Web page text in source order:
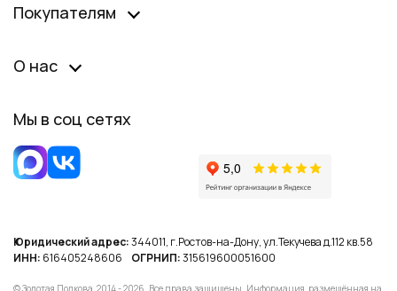
Покупателям
О нас
Мы в соц сетях
Юридический адрес:344011, г.Ростов-на-Дону, ул.Текучева д.112 кв.58
ИНН: 616405248606 ОГРНИП:315619600051600
© Золотая Подкова, 2014 - 2026. Все права защищены. Информация, размещённая на